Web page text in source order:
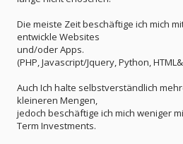
Die meiste Zeit beschäftige ich mich
entwickle Websites
und/oder Apps.
(PHP, Javascript/Jquery, Python,
Auch Ich halte selbstverständlich
kleineren Mengen,
jedoch beschäftige ich mich weniger
Term Investments.